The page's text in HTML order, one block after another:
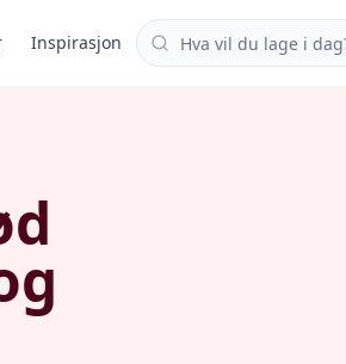
Inspirasjon Søk i oppskrifter